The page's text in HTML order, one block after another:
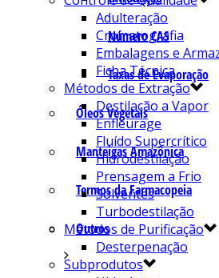
Número CAS
Taxas de Evaporação
Óleos Vegetais
Manteigas Amazônica
Termos da Farmacopeia
Outros
Adulteração
Cromatografia
Embalagens e
Ficha Técnica
Métodos de Extração
Destilação a Vapor
Enfleurage
Fluído Supercrítico
Hidrodestilação
Prensagem a Frio
Solventes
Turbodestilação
Métodos de Purificação
Desterpenação
Subprodutos